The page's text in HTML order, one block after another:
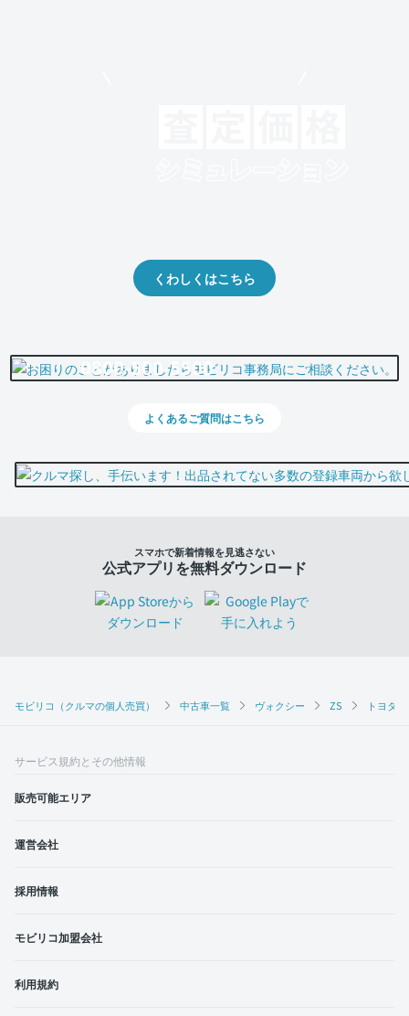
モビリコ（クルマの個人売買） 中古車一覧 ヴォクシー ZS トヨタ
くわしくはこちら
0800-500-5500
よくあるご質問はこちら
スマホで新着情報を見逃さない
公式アプリを無料ダウンロード
サービス規約とその他情報
販売可能エリア
運営会社
採用情報
モビリコ加盟会社
利用規約